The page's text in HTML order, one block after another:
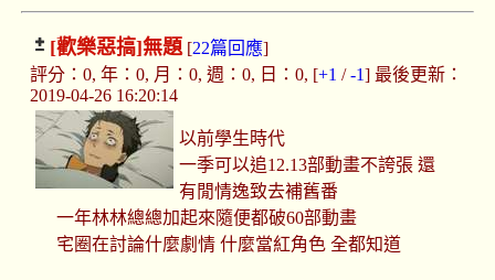
[歡樂惡搞]無題[22篇回應]
評分：0, 年：0, 月：0, 週：0, 日：0, [+1 /-1] 最後更新：
2019-04-26 16:20:14
以前學生時代
一季可以追12.13部動畫不誇張 還
有閒情逸致去補舊番
一年林林總總加起來隨便都破60部動畫
宅圈在討論什麼劇情 什麼當紅角色 全都知道